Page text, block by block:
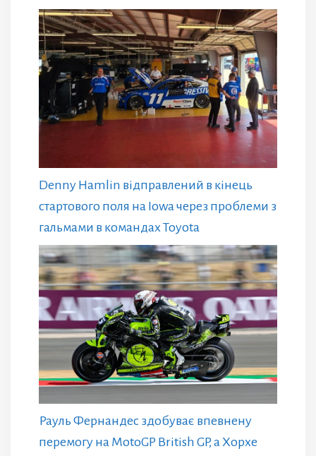
Denny Hamlin відправлений в кінець
стартового поля на Iowa через проблеми з
гальмами в командах Toyota
Рауль Фернандес здобуває впевнену
перемогу на MotoGP British GP, а Хорхе